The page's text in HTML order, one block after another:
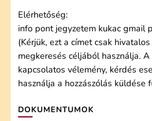
Elérhetőség:
info pont jegyzetem kukac gmail
(Kérjük, ezt a címet csak hivatalos
megkeresés céljából használja.
kapcsolatos vélemény, kérdés
használja a hozzászólás küldése
DOKUMENTUMOK